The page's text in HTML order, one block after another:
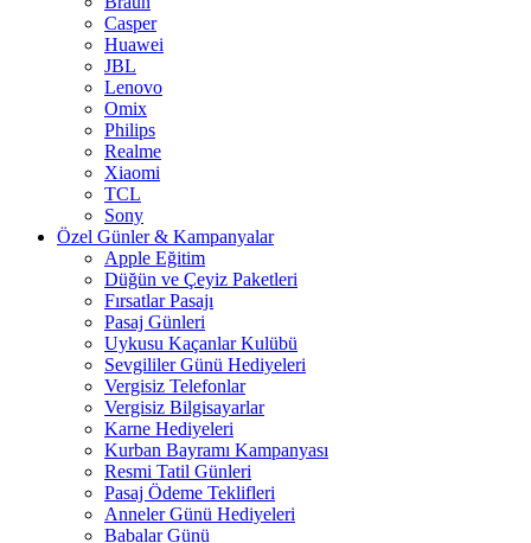
Casper
Huawei
JBL
Lenovo
Omix
Philips
Realme
Xiaomi
TCL
Sony
Özel Günler & Kampanyalar
Apple Eğitim
Düğün ve Çeyiz Paketleri
Fırsatlar Pasajı
Pasaj Günleri
Uykusu Kaçanlar Kulübü
Sevgililer Günü Hediyeleri
Vergisiz Telefonlar
Vergisiz Bilgisayarlar
Karne Hediyeleri
Kurban Bayramı Kampanyası
Resmi Tatil Günleri
Pasaj Ödeme Teklifleri
Anneler Günü Hediyeleri
Babalar Günü